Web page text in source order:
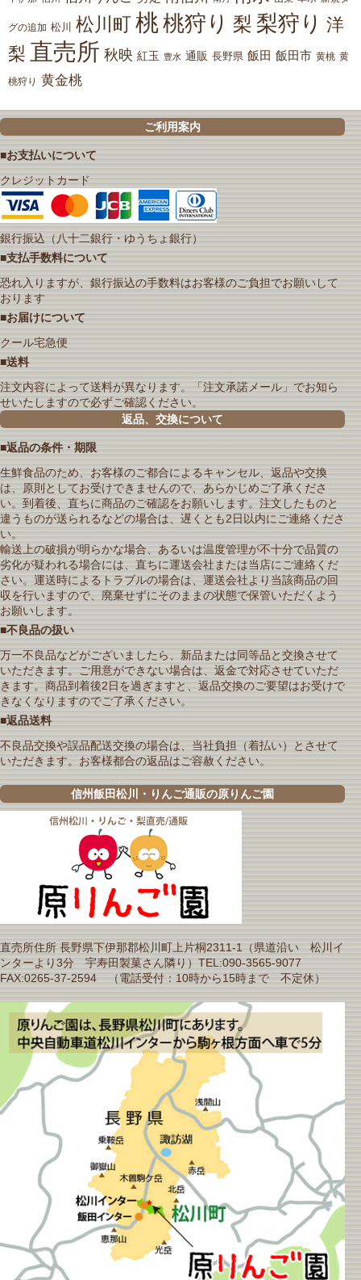
グの追加 松川 松川町 桃桃狩り 梨 梨狩り 洋
梨 直売所 秋映 紅玉 豊水 通販 長野県 飯田 飯田市 黄桃 黄
桃狩り 黄金桃
ご利用案内
■お支払いについて
クレジットカード
銀行振込（八十二銀行・ゆうちょ銀行）
■支払手数料について
恐れ入りますが、銀行振込の手数料はお客様のご負担でお願いして
おります
■お届けについて
クール宅急便
■送料
注文内容によって送料が異なります。「注文承諾メール」でお知ら
せいたしますので必ずご確認ください。
返品、交換について
■返品の条件・期限
生鮮食品のため、お客様のご都合によるキャンセル、返品や交換
は、原則としてお受けできませんので、あらかじめご了承くださ
い。到着後、直ちに商品のご確認をお願いします。注文したものと
違うものが送られるなどの場合は、遅くとも2日以内にご連絡くださ
い。
輸送上の破損が明らかな場合、あるいは温度管理が不十分で品質の
劣化が疑われる場合には、直ちに運送会社または当店にご連絡くだ
さい。運送時によるトラブルの場合は、運送会社より当該商品の回
収を行いますので、廃棄せずにそのままの状態で保管いただくよう
お願いします。
■不良品の扱い
万一不良品などがございましたら、新品または同等品と交換させて
いただきます。ご用意ができない場合は、返金で対応させていただ
きます。商品到着後2日を過ぎますと、返品交換のご要望はお受けで
きなくなりますのでご了承ください。
■返品送料
不良品交換や誤品配送交換の場合は、当社負担（着払い）とさせて
いただきます。お客様都合の返品はご容赦ください。
信州飯田松川・りんご通販の原りんご園
直売所住所 長野県下伊那郡松川町上片桐2311-1（県道沿い 松川イ
ンターより3分 宇寿田製菓さん隣り）TEL:090-3565-9077
FAX:0265-37-2594 （電話受付：10時から15時まで 不定休）